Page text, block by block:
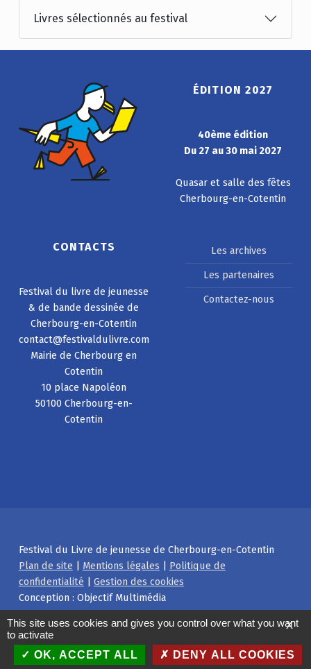
Livres sélectionnés au festival
ÉDITION 2027
40ème édition
Du 27 au 30 mai 2027
Quasar et salle des fêtes
Cherbourg-en-Cotentin
CONTACTS
Festival du livre de jeunesse
& de bande dessinée de
Cherbourg-en-Cotentin
contact@festivaldulivre.com
Mairie de Cherbourg en
Cotentin
10 place Napoléon
50100 Cherbourg-en-
Cotentin
Les archives
Les partenaires
Contactez-nous
Festival du Livre de jeunesse de Cherbourg-en-Cotentin
Plan de site | Mentions légales | Politique de
confidentialité | Gestion des cookies
Conception : Objectif Multimédia
Facebook
Instagram
Back to top ↑ X
This site uses cookies and gives you control over what you want
to activate
OK, ACCEPT ALL
DENY ALL COOKIES